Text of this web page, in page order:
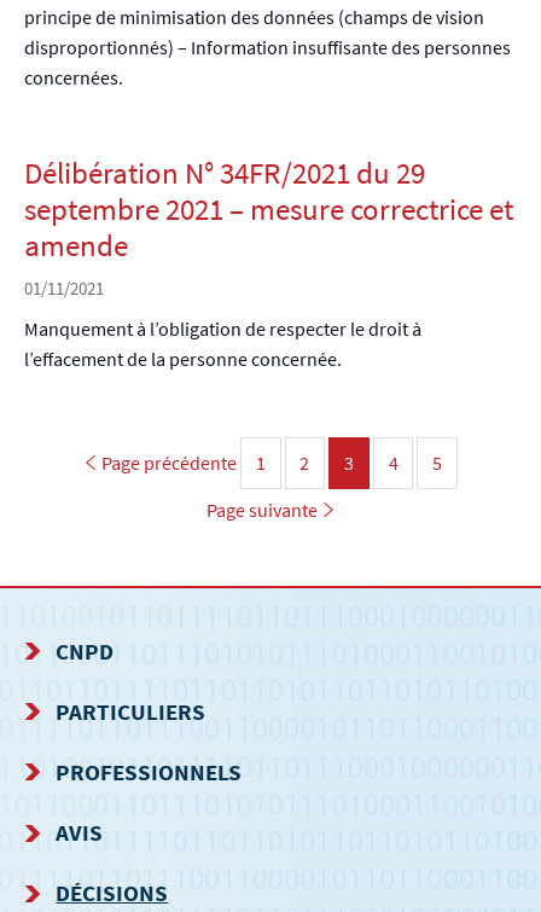
principe de minimisation des données (champs de vision
disproportionnés) – Information insuffisante des personnes
concernées.
Délibération N° 34FR/2021 du 29
septembre 2021 – mesure correctrice et
amende
01/11/2021
Manquement à l’obligation de respecter le droit à
l’effacement de la personne concernée.
Page précédente Page
1 Page
2 Page
3 Page
4 Page
5
Page suivante
MENU
DE
NAVIGATION
CNPD
PARTICULIERS
PROFESSIONNELS
AVIS
DÉCISIONS